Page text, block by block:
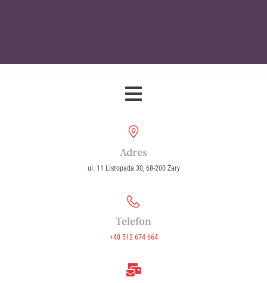
Adres
ul. 11 Listopada 30, 68-200 Żary
Telefon
+48 512 674 664